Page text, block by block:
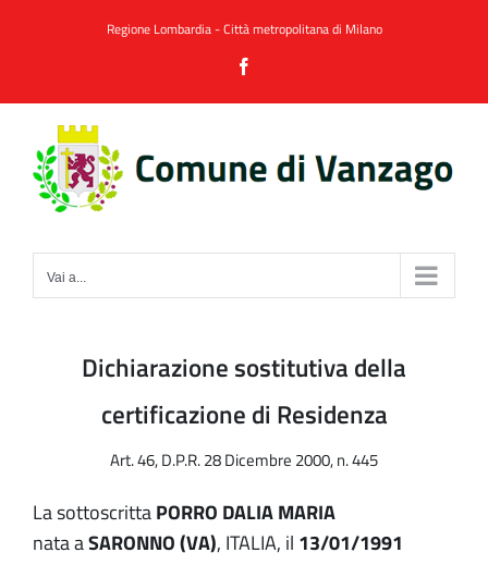
Regione Lombardia-Città metropolitana di Milano
Vai a...
Dichiarazione sostitutiva della
certificazione di Residenza
Art. 46, D.P.R. 28 Dicembre 2000, n. 445
La sottoscrittaPORRO DALIA MARIA
nata aSARONNO (VA), ITALIA, il 13/01/1991